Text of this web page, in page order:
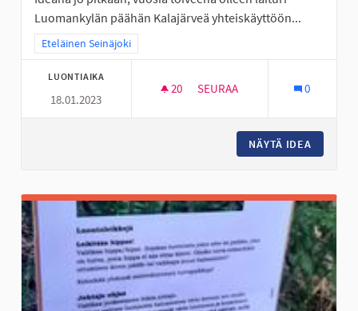
Luomankylän päähän Kalajärveä yhteiskäyttöön...
Rajaa tulokset teeman mukaan: Eteläinen Seinäjoki
Eteläinen Seinäjoki
LUONTIAIKA
18.01.2023
20 20 SEURAAJAA
SEURAA 0
NÄYTÄ IDEA